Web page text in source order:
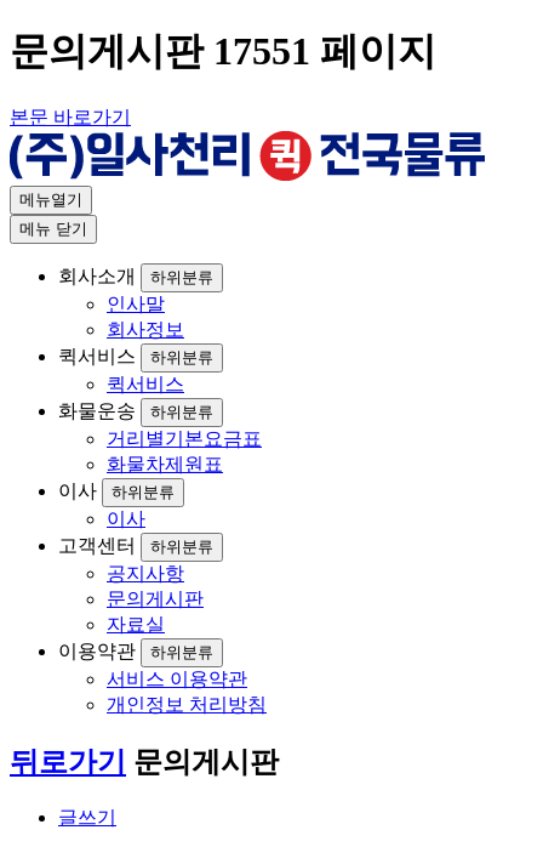
문의게시판 17551 페이지
본문 바로가기
메뉴열기
메뉴 닫기
회사소개 하위분류
인사말
회사정보
퀵서비스
하위분류
퀵서비스
화물운송
하위분류
거리별기본요금표
화물차제원표
이사
하위분류
이사
고객센터
하위분류
공지사항
문의게시판
자료실
이용약관
하위분류
서비스 이용약관
개인정보 처리방침
뒤로가기 문의게시판
글쓰기